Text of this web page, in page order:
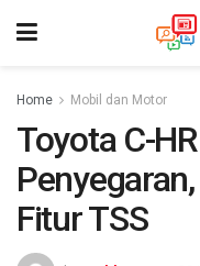
Home Mobil dan Motor
Toyota C-
Fitur TSS